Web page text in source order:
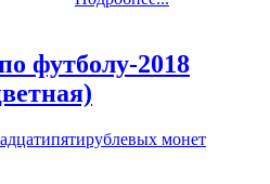
футболу-2018
монет